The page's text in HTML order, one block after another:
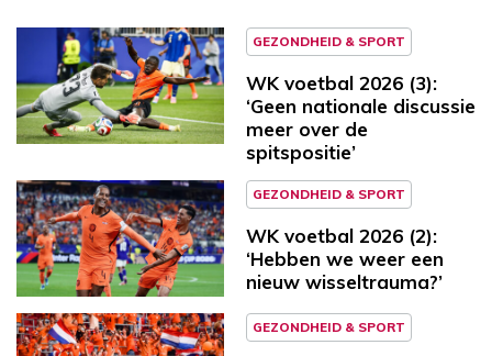
GEZONDHEID & SPORT
WK voetbal 2026 (3):
‘Geen nationale discussie
meer over de
spitspositie’
GEZONDHEID & SPORT
WK voetbal 2026 (2):
‘Hebben we weer een
nieuw wisseltrauma?’
GEZONDHEID & SPORT